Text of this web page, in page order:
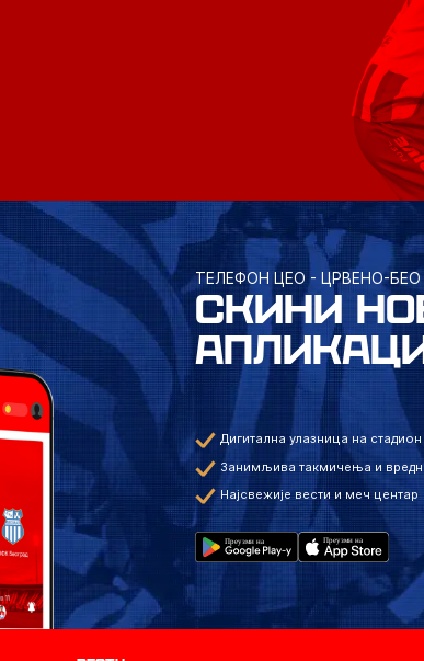
ТЕЛЕФОН ЦЕО - ЦРВЕНО-БЕО
СКИНИ
Дигитална улазница на стадион
Занимљива такмичења и
Најсвежије вести и меч центар